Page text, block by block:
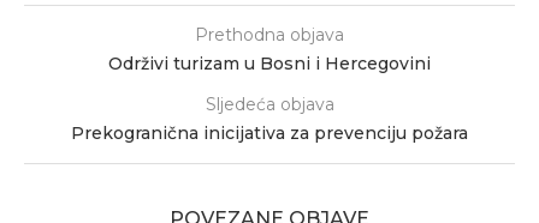
Prethodna objava
Održivi turizam u Bosni i Hercegovini
Sljedeća objava
Prekogranična inicijativa za prevenciju požara